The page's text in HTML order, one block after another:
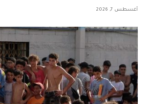
أغسطس 7, 2026